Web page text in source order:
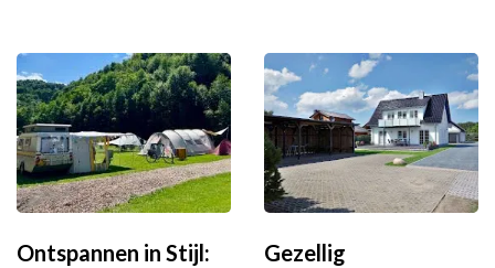
Ontspannen in Stijl:
Gezellig